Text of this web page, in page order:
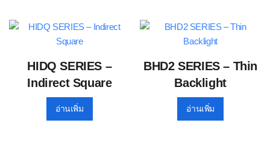
HIDQ SERIES –
Indirect Square
อ่านเพิ่ม
BHD2 SERIES – Thin
Backlight
อ่านเพิ่ม